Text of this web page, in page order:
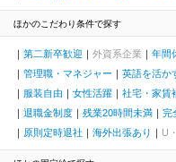
ほかのこだわり条件で探す
第二新卒歓迎 外資系企業 年間
管理職・マネジャー
英語を活か
服装自由
女性活躍 社宅・家賃
退職金制度
残業20時間未満 完
原則定時退社
海外出張あり U